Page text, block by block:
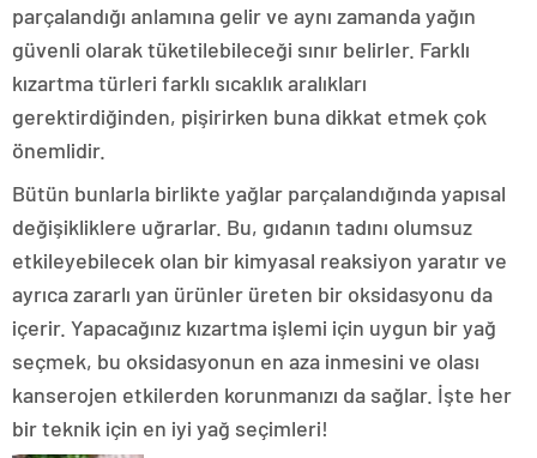
parçalandığı anlamına gelir ve aynı zamanda yağın
güvenli olarak tüketilebileceği sınır belirler. Farklı
kızartma türleri farklı sıcaklık aralıkları
gerektirdiğinden, pişirirken buna dikkat etmek çok
önemlidir.
Bütün bunlarla birlikte yağlar parçalandığında yapısal
değişikliklere uğrarlar. Bu, gıdanın tadını olumsuz
etkileyebilecek olan bir kimyasal reaksiyon yaratır ve
ayrıca zararlı yan ürünler üreten bir oksidasyonu da
içerir. Yapacağınız kızartma işlemi için uygun bir yağ
seçmek, bu oksidasyonun en aza inmesini ve olası
kanserojen etkilerden korunmanızı da sağlar. İşte her
bir teknik için en iyi yağ seçimleri!